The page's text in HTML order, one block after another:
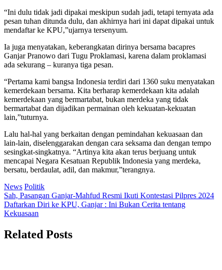
“Ini dulu tidak jadi dipakai meskipun sudah jadi, tetapi ternyata ada
pesan tuhan ditunda dulu, dan akhirnya hari ini dapat dipakai untuk
mendaftar ke KPU,”ujarnya tersenyum.
Ia juga menyatakan, keberangkatan dirinya bersama bacapres
Ganjar Pranowo dari Tugu Proklamasi, karena dalam proklamasi
ada sekurang – kuranya tiga pesan.
“Pertama kami bangsa Indonesia terdiri dari 1360 suku menyatakan
kemerdekaan bersama. Kita berharap kemerdekaan kita adalah
kemerdekaan yang bermartabat, bukan merdeka yang tidak
bermartabat dan dijadikan permainan oleh kekuatan-kekuatan
lain,”tuturnya.
Lalu hal-hal yang berkaitan dengan pemindahan kekuasaan dan
lain-lain, diselenggarakan dengan cara seksama dan dengan tempo
sesingkat-singkatnya. “Artinya kita akan terus berjuang untuk
mencapai Negara Kesatuan Republik Indonesia yang merdeka,
bersatu, berdaulat, adil, dan makmur,”terangnya.
News Politik
Post
navigation
Sah, Pasangan Ganjar-Mahfud Resmi Ikuti Kontestasi Pilpres 2024
Daftarkan Diri ke KPU, Ganjar : Ini Bukan Cerita tentang
Kekuasaan
Related Posts